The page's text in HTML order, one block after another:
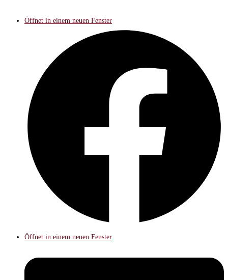
Öffnet in einem neuen Fenster
Öffnet in einem neuen Fenster